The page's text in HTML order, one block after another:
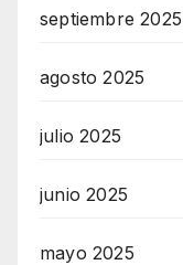
A
E
T
R
M
septiembre 2025
agosto 2025
julio 2025
junio 2025
mayo 2025